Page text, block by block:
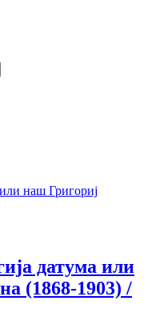
датума или
(1868-1903) /